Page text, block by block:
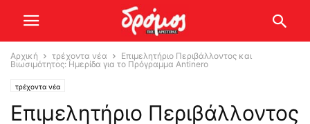
Αρχική τρέχοντα νέα
Επιμελητήριο Περιβάλλοντος και
Βιωσιμότητος: Ημερίδα για το Πρόγραμμα Antinero
τρέχοντα νέα
Επιμελητήριο Περιβάλλοντος